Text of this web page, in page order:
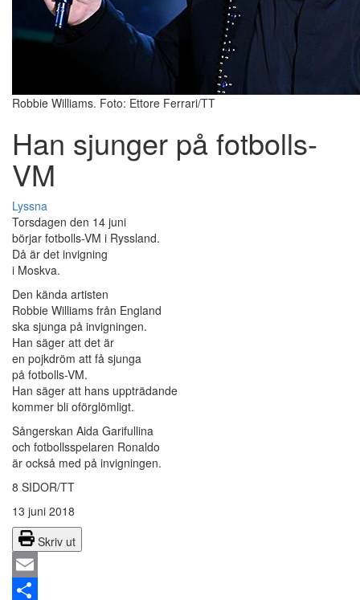
Robbie Williams. Foto: Ettore Ferrari/TT
Han sjunger på fotbolls-
VM
Lyssna
Torsdagen den 14 juni
börjar fotbolls-VM i Ryssland.
Då är det invigning
i Moskva.
Den kända artisten
Robbie Williams från England
ska sjunga på invigningen.
Han säger att det är
en pojkdröm att få sjunga
på fotbolls-VM.
Han säger att hans uppträdande
kommer bli oförglömligt.
Sångerskan Aida Garifullina
och fotbollsspelaren Ronaldo
är också med på invigningen.
8 SIDOR/TT
13 juni 2018
Skriv ut
Email